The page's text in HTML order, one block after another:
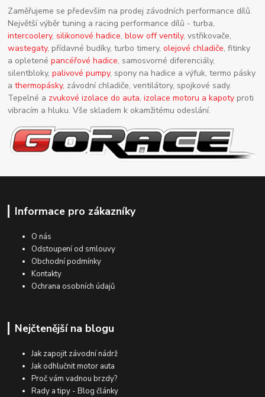
Zaměřujeme se především na prodej závodních performance dílů.
Největší výběr tuning a racing performance dílů - turba,
intercoolery,silikonové hadice,blow off ventily, vstřikovače,
wastegaty, přídavné budíky, turbo timery,olejové chladiče, fitinky
a opletenépancéřové hadice, samosvorné diferenciály,
silentbloky,palivové pumpy, spony na hadice a výfuk, termo pásky
athermopásky, závodní chladiče, ventilátory, spojkové sady.
Tepelné a zvukové izolace do auta,izolace motoru a kapoty proti
vibracím a hluku. Vše skladem k okamžitému odeslání.
Informace pro zákazníky
O nás
Odstoupení od smlouvy
Obchodní podmínky
Kontakty
Ochrana osobních údajů
Nejčtenější na blogu
Jak zapojit závodní nádrž
Jak odhlučnit motor auta
Proč vám vadnou brzdy?
Rady a tipy - Blog články